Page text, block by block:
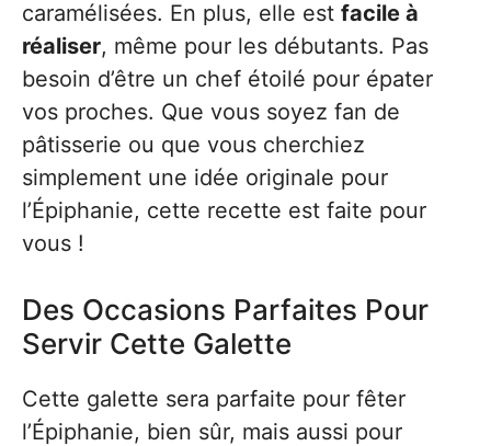
caramélisées. En plus, elle est facile à
réaliser, même pour les débutants. Pas
besoin d’être un chef étoilé pour épater
vos proches. Que vous soyez fan de
pâtisserie ou que vous cherchiez
simplement une idée originale pour
l’Épiphanie, cette recette est faite pour
vous !
Des Occasions Parfaites Pour
Servir Cette Galette
Cette galette sera parfaite pour fêter
l’Épiphanie, bien sûr, mais aussi pour